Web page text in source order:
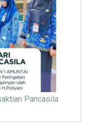
Pancasila